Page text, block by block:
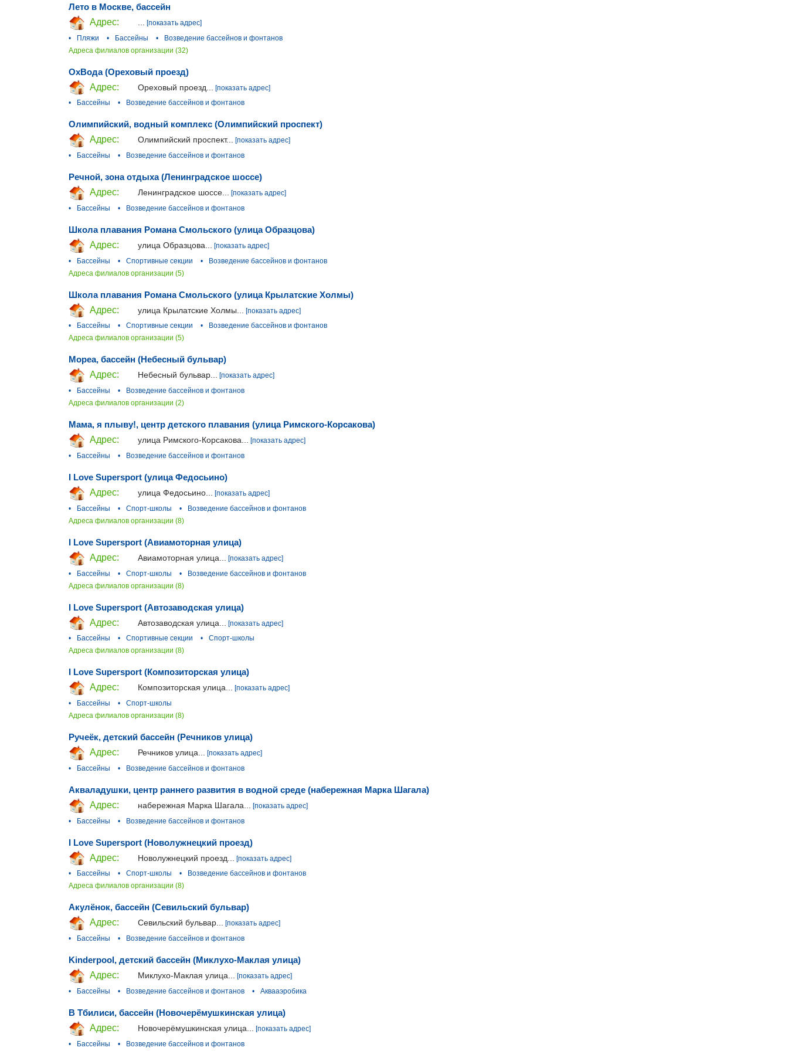
Лето в Москве, бассейн
Адрес:
[показать адрес]
•
Пляжи • Бассейны •
Возведение бассейнов и фонтанов
Адреса филиалов организации (32)
ОхВода (Ореховый проезд)
Адрес:
Ореховый проезд...
[показать адрес]
•
Бассейны • Возведение бассейнов и фонтанов
Олимпийский, водный комплекс (Олимпийский проспект)
Адрес:
Олимпийский проспект... [показать адрес]
•
Бассейны • Возведение бассейнов и фонтанов
Речной, зона отдыха (Ленинградское шоссе)
Адрес:
Ленинградское шоссе...
[показать адрес]
•
Бассейны • Возведение бассейнов и фонтанов
Школа плавания Романа Смольского (улица Образцова)
Адрес:
улица Образцова...
[показать адрес]
•
Бассейны • Спортивные секции •
Возведение бассейнов и фонтанов
Адреса филиалов организации (5)
Школа плавания Романа Смольского (улица Крылатские Холмы)
Адрес:
улица Крылатские Холмы...
[показать адрес]
•
Бассейны • Спортивные секции •
Возведение бассейнов и фонтанов
Адреса филиалов организации (5)
Мореа, бассейн (Небесный бульвар)
Адрес:
Небесный бульвар... [показать адрес]
•
Бассейны •
Возведение бассейнов и фонтанов
Адреса филиалов организации (2)
Мама, я плыву!, центр детского плавания (улица Римского-Корсакова)
Адрес:
улица Римского-Корсакова... [показать адрес]
•
Бассейны • Возведение бассейнов и фонтанов
I Love Supersport (улица Федосьино)
Адрес:
улица Федосьино...
[показать адрес]
•
Бассейны • Спорт-школы •
Возведение бассейнов и фонтанов
Адреса филиалов организации (8)
I Love Supersport (Авиамоторная улица)
Адрес:
Авиамоторная улица...
[показать адрес]
•
Бассейны • Спорт-школы •
Возведение бассейнов и фонтанов
Адреса филиалов организации (8)
I Love Supersport (Автозаводская улица)
Адрес:
Автозаводская улица...
[показать адрес]
•
Бассейны • Спортивные секции •
Спорт-школы
Адреса филиалов организации (8)
I Love Supersport (Композиторская улица)
Адрес:
Композиторская улица... [показать адрес]
•
Бассейны •
Спорт-школы
Адреса филиалов организации (8)
Ручеёк, детский бассейн (Речников улица)
Адрес:
Речников улица...
[показать адрес]
•
Бассейны • Возведение бассейнов и фонтанов
Акваладушки, центр раннего развития в водной среде (набережная Марка Шагала)
Адрес:
набережная Марка Шагала...
[показать адрес]
•
Бассейны • Возведение бассейнов и фонтанов
I Love Supersport (Новолужнецкий проезд)
Адрес:
Новолужнецкий проезд...
[показать адрес]
•
Бассейны • Спорт-школы •
Возведение бассейнов и фонтанов
Адреса филиалов организации (8)
Акулёнок, бассейн (Севильский бульвар)
Адрес:
Севильский бульвар... [показать адрес]
•
Бассейны • Возведение бассейнов и фонтанов
Kinderpool, детский бассейн (Миклухо-Маклая улица)
Адрес:
Миклухо-Маклая улица...
[показать адрес]
•
Бассейны • Возведение бассейнов и фонтанов • Аквааэробика
В Тбилиси, бассейн (Новочерёмушкинская улица)
Адрес:
Новочерёмушкинская улица...
[показать адрес]
•
Бассейны • Возведение бассейнов и фонтанов